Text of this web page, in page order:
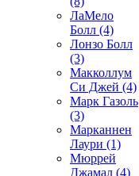
ЛаМело
Болл (4)
Лонзо Болл
(3)
Макколлум
Си Джей (4)
Марк Газоль
(3)
Марканнен
Лаури (1)
Мюррей
Джамал (4)